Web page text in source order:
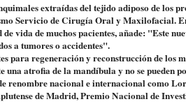
extraídas del tejido adiposo de los
Servicio de Cirugía Oral y Maxilofacial.
vida de muchos pacientes, añade: "Este
a tumores o accidentes".
para regeneración y reconstrucción de los
una atrofia de la mandíbula y no se pueden
renombre nacional e internacional como
de Madrid, Premio Nacional de